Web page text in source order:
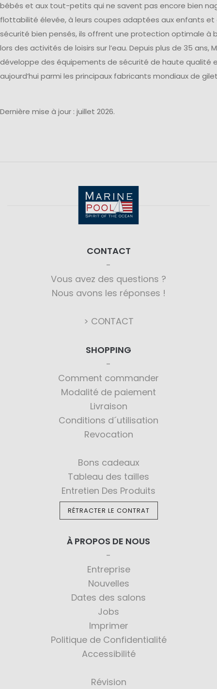
bébés et aux tout-petits qui ne savent pas encore bien
flottabilité élevée, à leurs coupes adaptées aux enfants et
sécurité bien pensés, ils offrent une protection optimale à
lors des activités de loisirs sur l’eau. Depuis plus de 35 ans,
développe des équipements de sécurité de haute qualité
aujourd’hui parmi les principaux fabricants mondiaux de
Dernière mise à jour : juillet 2026.
CONTACT
Vous avez des questions ?
Nous avons les réponses !
> CONTACT
SHOPPING
Comment commander
Modalité de paiement
Livraison
Conditions d´utilisation
Revocation
Bons cadeaux
Tableau des tailles
Entretien Des Produits
RÉTRACTER LE CONTRAT
À PROPOS DE NOUS
Entreprise
Nouvelles
Dates des salons
Jobs
Imprimer
Politique de Confidentialité
Accessibilité
Révision